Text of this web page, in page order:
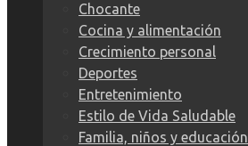
Chocante
Cocina y alimentación
Crecimiento personal
Deportes
Entretenimiento
Estilo de Vida Saludable
Familia, niños y educación